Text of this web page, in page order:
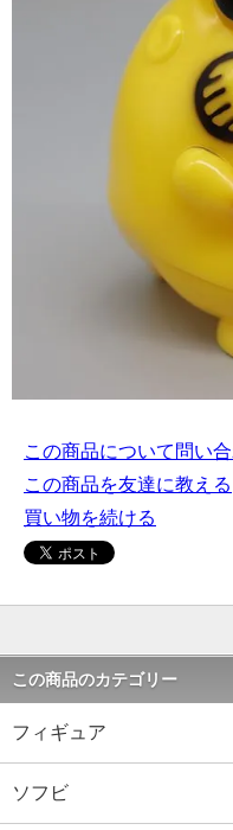
この商品について問い
この商品を友達に教える
買い物を続ける
この商品のカテゴリー
フィギュア
ソフビ